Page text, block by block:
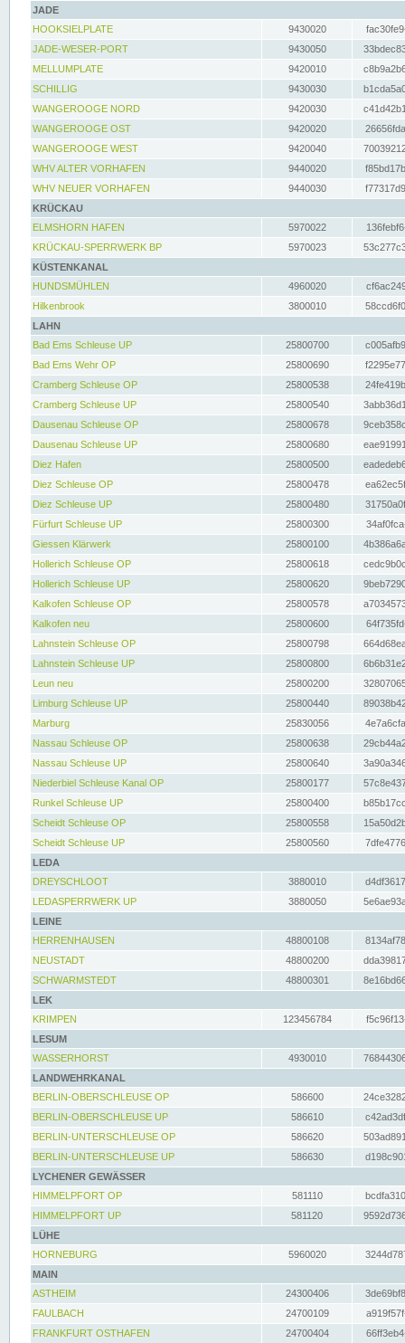
JADE
HOOKSIELPLATE
9430020
JADE-WESER-PORT
9430050
MELLUMPLATE
9420010
SCHILLIG
9430030
WANGEROOGE NORD
9420030
WANGEROOGE OST
9420020
WANGEROOGE WEST
9420040
WHV ALTER VORHAFEN
9440020
WHV NEUER VORHAFEN
9440030
KRÜCKAU
ELMSHORN HAFEN
5970022
KRÜCKAU-SPERRWERK BP
5970023
KÜSTENKANAL
HUNDSMÜHLEN
4960020
Hilkenbrook
3800010
LAHN
Bad Ems Schleuse UP
25800700
Bad Ems Wehr OP
25800690
Cramberg Schleuse OP
25800538
Cramberg Schleuse UP
25800540
Dausenau Schleuse OP
25800678
Dausenau Schleuse UP
25800680
Diez Hafen
25800500
Diez Schleuse OP
25800478
Diez Schleuse UP
25800480
Fürfurt Schleuse UP
25800300
Giessen Klärwerk
25800100
Hollerich Schleuse OP
25800618
Hollerich Schleuse UP
25800620
Kalkofen Schleuse OP
25800578
Kalkofen neu
25800600
Lahnstein Schleuse OP
25800798
Lahnstein Schleuse UP
25800800
Leun neu
25800200
Limburg Schleuse UP
25800440
Marburg
25830056
Nassau Schleuse OP
25800638
Nassau Schleuse UP
25800640
Niederbiel Schleuse Kanal OP
25800177
Runkel Schleuse UP
25800400
Scheidt Schleuse OP
25800558
Scheidt Schleuse UP
25800560
LEDA
DREYSCHLOOT
3880010
LEDASPERRWERK UP
3880050
LEINE
HERRENHAUSEN
48800108
NEUSTADT
48800200
SCHWARMSTEDT
48800301
LEK
KRIMPEN
123456784
LESUM
WASSERHORST
4930010
LANDWEHRKANAL
BERLIN-OBERSCHLEUSE OP
586600
BERLIN-OBERSCHLEUSE UP
586610
BERLIN-UNTERSCHLEUSE OP
586620
BERLIN-UNTERSCHLEUSE UP
586630
LYCHENER GEWÄSSER
HIMMELPFORT OP
581110
HIMMELPFORT UP
581120
LÜHE
HORNEBURG
5960020
MAIN
ASTHEIM
24300406
FAULBACH
24700109
FRANKFURT OSTHAFEN
24700404